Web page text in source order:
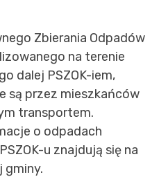
Zbierania Odpadów
na terenie
dalej PSZOK-iem,
są przez mieszkańców
transportem.
o odpadach
u znajdują się na
gminy.